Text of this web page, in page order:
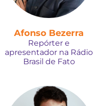
Afonso Bezerra
Repórter e
apresentador na Rádio
Brasil de Fato